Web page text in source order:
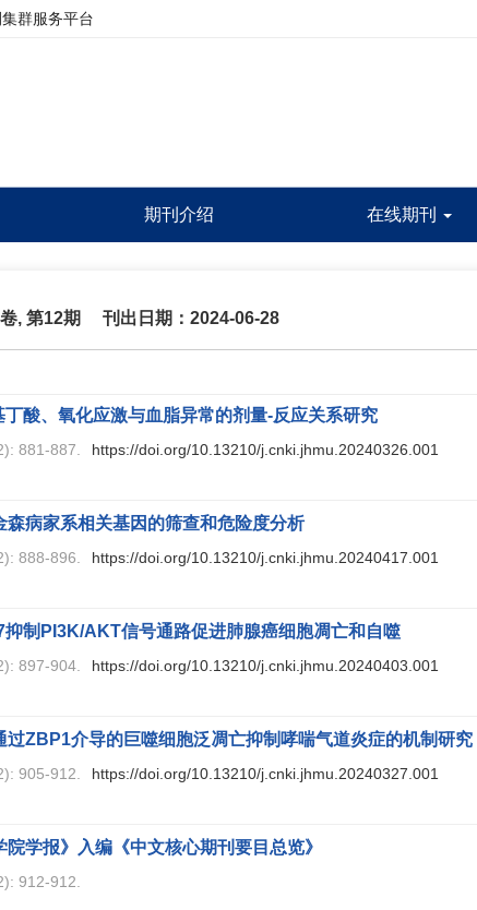
群服务平台
期刊介绍 在线期刊
, 第12期 刊出日期：2024-06-28
丁酸、氧化应激与血脂异常的剂量-反应关系研究
881-887. https://doi.org/10.13210/j.cnki.jhmu.20240326.001
森病家系相关基因的筛查和危险度分析
888-896. https://doi.org/10.13210/j.cnki.jhmu.20240417.001
制PI3K/AKT信号通路促进肺腺癌细胞凋亡和自噬
897-904. https://doi.org/10.13210/j.cnki.jhmu.20240403.001
过ZBP1介导的巨噬细胞泛凋亡抑制哮喘气道炎症的机制研究
905-912. https://doi.org/10.13210/j.cnki.jhmu.20240327.001
院学报》入编《中文核心期刊要目总览》
912-912.